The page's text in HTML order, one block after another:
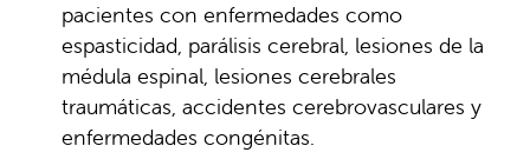
pacientes con enfermedades como
espasticidad, parálisis cerebral, lesiones de la
médula espinal, lesiones cerebrales
traumáticas, accidentes cerebrovasculares y
enfermedades congénitas.